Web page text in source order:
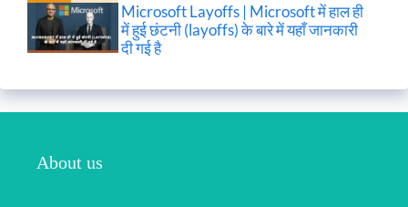
Microsoft Layoffs | Microsoft में हाल ही
में हुई छंटनी (layoffs) के बारे में यहाँ जानकारी
दी गई है
About us